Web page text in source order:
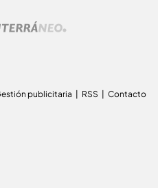
publicitaria RSS Contacto